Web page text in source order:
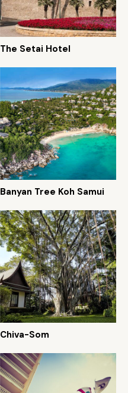
The Setai Hotel
Banyan Tree Koh Samui
Chiva-Som